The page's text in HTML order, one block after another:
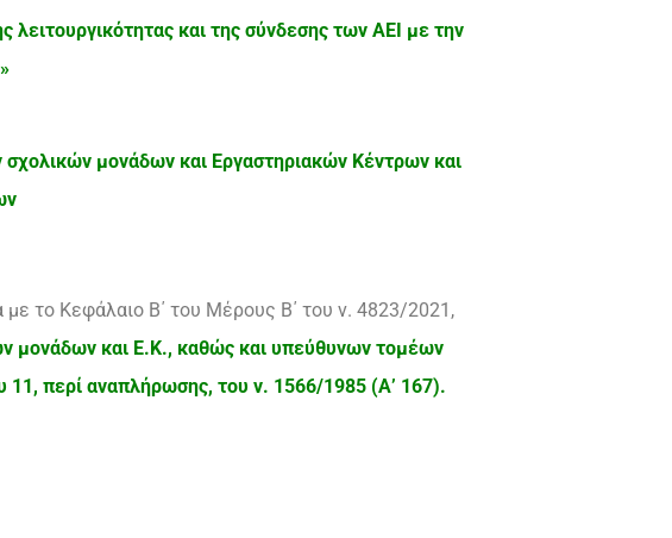
λειτουργικότητας και της σύνδεσης των ΑΕΙ με την
μονάδων και Εργαστηριακών Κέντρων και
το Κεφάλαιο Β΄ του Μέρους Β΄ του ν. 4823/2021,
μονάδων και Ε.Κ., καθώς και υπεύθυνων τομέων
περί αναπλήρωσης, του ν. 1566/1985 (Α’ 167).